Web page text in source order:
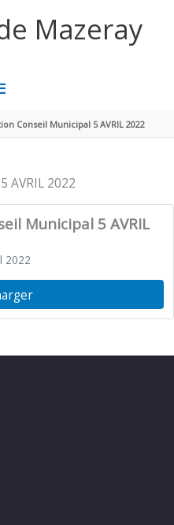
Mazeray
Conseil Municipal 5 AVRIL 2022
AVRIL 2022
Municipal 5 AVRIL
2022